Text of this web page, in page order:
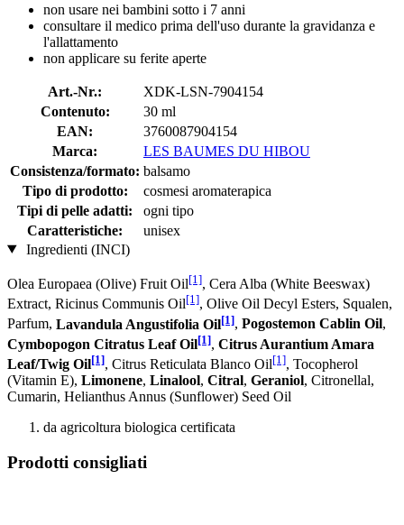
non usare nei bambini sotto i 7 anni
consultare il medico prima dell'uso durante la gravidanza e
l'allattamento
non applicare su ferite aperte
Art.-Nr.:
XDK-LSN-7904154
Contenuto:
30 ml
EAN:
3760087904154
Marca:
LES BAUMES DU HIBOU
Consistenza/formato: balsamo
Tipo di prodotto:
cosmesi aromaterapica
Tipi di pelle adatti:
ogni tipo
Caratteristiche:
unisex
Ingredienti (INCI)
Olea Europaea (Olive) Fruit Oil[1], Cera Alba (White Beeswax)
Extract, Ricinus Communis Oil[1], Olive Oil Decyl Esters, Squalen,
Parfum, Lavandula Angustifolia Oil[1], Pogostemon Cablin Oil,
Cymbopogon Citratus Leaf Oil[1], Citrus Aurantium Amara
Leaf/Twig Oil[1], Citrus Reticulata Blanco Oil[1], Tocopherol
(Vitamin E), Limonene, Linalool, Citral, Geraniol, Citronellal,
Cumarin, Helianthus Annus (Sunflower) Seed Oil
da agricoltura biologica certificata
Prodotti consigliati